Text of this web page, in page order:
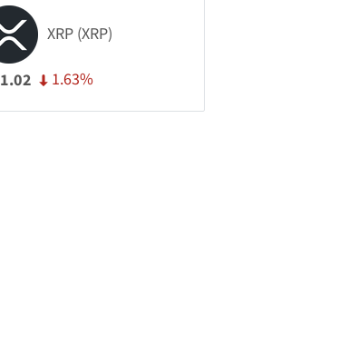
XRP (XRP)
1.02 1.63%